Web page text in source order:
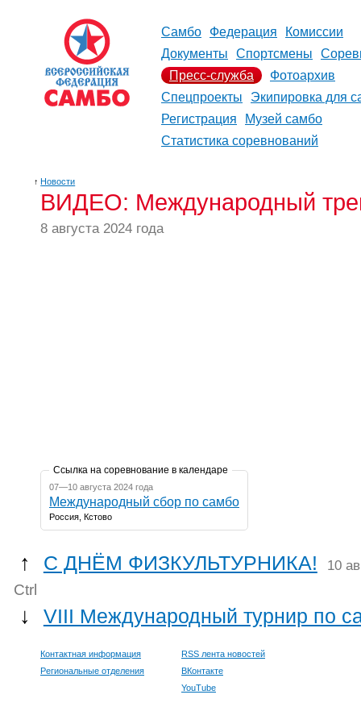
Самбо Федерация
Комиссии
Документы
Спортсмены
Пресс-служба
Фотоархив
Спецпроекты
Экипировка для
Регистрация
Музей самбо
Статистика соревнований
↑ Новости
ВИДЕО: Международный
8 августа 2024 года
Ссылка на соревнование в календаре
07—10 августа 2024 года
Международный сбор по самбо
Россия, Кстово
↑ С ДНЁМ ФИЗКУЛЬТУРНИКА! 10
Ctrl
↓ VIII Международный турнир по
Контактная информация
Региональные отделения
RSS лента новостей
ВКонтакте
YouTube